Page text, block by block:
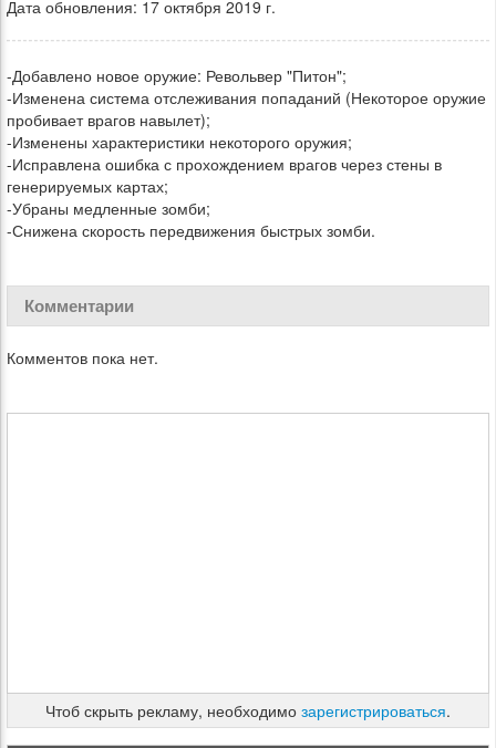
Дата обновления: 17 октября 2019 г.
-Добавлено новое оружие: Револьвер "Питон";
-Изменена система отслеживания попаданий (Некоторое оружие
пробивает врагов навылет);
-Изменены характеристики некоторого оружия;
-Исправлена ошибка с прохождением врагов через стены в
генерируемых картах;
-Убраны медленные зомби;
-Снижена скорость передвижения быстрых зомби.
Комментарии
Комментов пока нет.
Чтоб скрыть рекламу, необходимо зарегистрироваться.